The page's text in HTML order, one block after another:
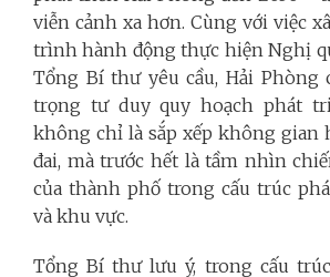
viễn cảnh xa hơn. Cùng với việc
trình hành động thực hiện Nghị
Tổng Bí thư yêu cầu, Hải Phòng
trọng tư duy quy hoạch phát
không chỉ là sắp xếp không gian
đai, mà trước hết là tầm nhìn
của thành phố trong cấu trúc
và khu vực.
Tổng Bí thư lưu ý, trong cấu